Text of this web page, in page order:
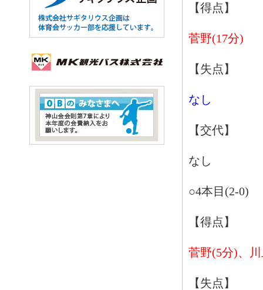
【得点】
菅野(17分)
【失点】
なし
【交代】
なし
○4本目(2-0)
【得点】
菅野(5分)、
【失点】